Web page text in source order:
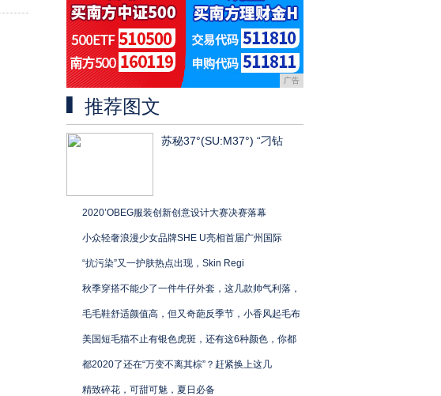
广告
推荐图文
苏秘37°(SU:M37°) “刁钻
2020’OBEG服装创新创意设计大赛决赛落幕
小众轻奢浪漫少女品牌SHE U亮相首届广州国际
“抗污染”又一护肤热点出现，Skin Regi
秋季穿搭不能少了一件牛仔外套，这几款帅气利落，
毛毛鞋舒适颜值高，但又奇葩反季节，小香风起毛布
美国短毛猫不止有银色虎斑，还有这6种颜色，你都
都2020了还在“万变不离其棕”？赶紧换上这几
精致碎花，可甜可魅，夏日必备